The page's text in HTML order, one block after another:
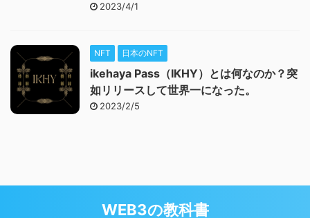
2023/4/1
NFT 日本のNFT
ikehaya Pass（IKHY）とは何なのか？突
如リリースして世界一になった。
2023/2/5
WEB3の教科書